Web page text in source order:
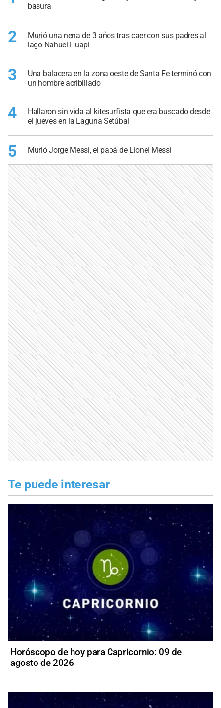
basura
2
Murió una nena de 3 años tras caer con sus padres al
lago Nahuel Huapi
3
Una balacera en la zona oeste de Santa Fe terminó con
un hombre acribillado
4
Hallaron sin vida al kitesurfista que era buscado desde
el jueves en la Laguna Setúbal
5 Murió Jorge Messi, el papá de Lionel Messi
Te puede interesar
Horóscopo de hoy para Capricornio: 09 de
agosto de 2026